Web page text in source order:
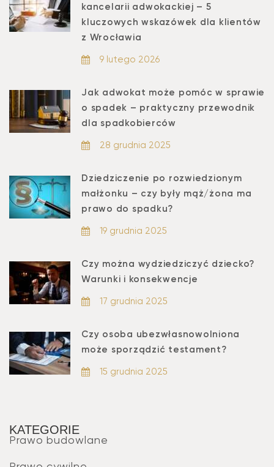
kancelarii adwokackiej – 5
kluczowych wskazówek dla klientów
z Wrocławia
9 lutego 2026
Jak adwokat może pomóc w sprawie
o spadek – praktyczny przewodnik
dla spadkobierców
28 grudnia 2025
Dziedziczenie po rozwiedzionym
małżonku – czy były mąż/żona ma
prawo do spadku?
19 grudnia 2025
Czy można wydziedziczyć dziecko?
Warunki i konsekwencje
17 grudnia 2025
Czy osoba ubezwłasnowolniona
może sporządzić testament?
15 grudnia 2025
KATEGORIE
Prawo budowlane